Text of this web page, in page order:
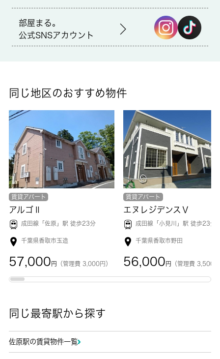
備考
58.21平米。不動産経験の豊富なスタッフが香取市や佐原付近の
さい。
部屋まる。
公式SNSアカウント
同じ地区のおすすめ物件
賃貸アパート
アルゴⅡ
成田線「 佐原 」駅 徒歩23分
千葉県香取市玉造
57,000 円 （管理費 3,000円）
賃貸アパート
エヌレジデンスⅤ
成田線「 小見川 」駅 徒歩23分
千葉県香取市野田
56,000 円 （管理費 3,500
同じ最寄駅から探す
佐原駅の賃貸物件一覧